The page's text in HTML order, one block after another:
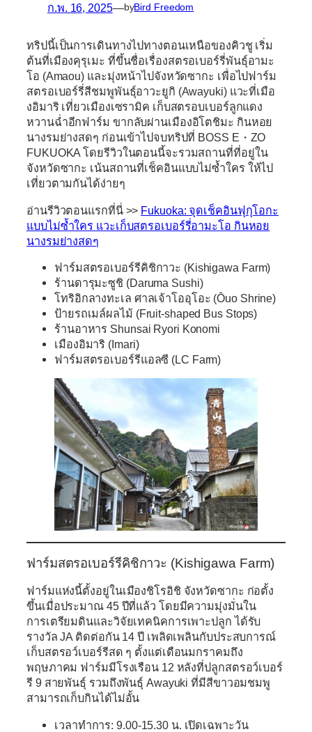
ก.พ. 16, 2025—byBird Freedom
ทริปนี้เป็นการเดินทางไปทางตอนเหนือของคิวชู เริ่ม
ต้นที่เมืองคุรุเมะ ที่ขึ้นชื่อเรื่องสตรอเบอร์รี่พันธุ์อามะ
โอ (Amaou) และมุ่งหน้าไปจังหวัดซากะ เพื่อไปฟาร์ม
สตรอเบอร์รี่สีชมพูพันธุ์อาวะยูกิ (Awayuki) แวะที่เมือ
งอิมาริ เที่ยวเมืองเซรามิค เก็บสตรอบเบอร์ลูกแดง
หวานฉ่ำอีกฟาร์ม ขากลับผ่านเมืองอิโตชิมะ กินหอย
นางรมย่างสดๆ ก่อนเข้าไปจบทริปที่ BOSS E・ZO
FUKUOKA โดยรีวิวในตอนนี้จะรวมสถานที่ที่อยู่ใน
จังหวัดซากะ เน้นสถานที่เช็คอินแบบไม่ซ้ำใคร ให้ไป
เที่ยวตามกันได้ง่ายๆ
อ่านรีวิวตอนแรกที่นี่ >> Fukuoka: จุดเช็คอินฟุกุโอกะ
แบบไม่ซ้ำใคร แวะเก็บสตรอเบอร์รี่อามะโอ กินหอย
นางรมย่างสดๆ
ฟาร์มสตรอเบอร์รีคิชิกาวะ (Kishigawa Farm)
ร้านดารุมะซูชิ (Daruma Sushi)
โทริอิกลางทะเล ศาลเจ้าโออุโอะ (Ōuo Shrine)
ป้ายรถเมล์ผลไม้ (Fruit-shaped Bus Stops)
ร้านอาหาร Shunsai Ryori Konomi
เมืองอิมาริ (Imari)
ฟาร์มสตรอเบอร์รีแอลซี (LC Farm)
ฟาร์มสตรอเบอร์รีคิชิกาวะ (Kishigawa Farm)
ฟาร์มแห่งนี้ตั้งอยู่ในเมืองชิโรอิชิ จังหวัดซากะ ก่อตั้ง
ขึ้นเมื่อประมาณ 45 ปีที่แล้ว โดยมีความมุ่งมั่นใน
การเตรียมดินและวิจัยเทคนิคการเพาะปลูก ได้รับ
รางวัล JA ติดต่อกัน 14 ปี เพลิดเพลินกับประสบการณ์
เก็บสตรอว์เบอร์รีสด ๆ ตั้งแต่เดือนมกราคมถึง
พฤษภาคม ฟาร์มมีโรงเรือน 12 หลังที่ปลูกสตรอว์เบอร์
รี 9 สายพันธุ์ รวมถึงพันธุ์ Awayuki ที่มีสีขาวอมชมพู
สามารถเก็บกินได้ไม่อั้น
เวลาทำการ: 9.00-15.30 น. เปิดเฉพาะวัน